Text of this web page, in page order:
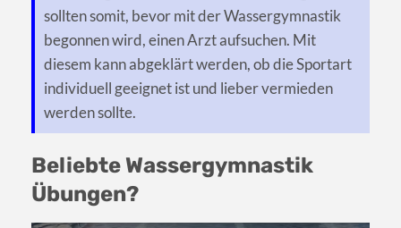
sollten somit, bevor mit der Wassergymnastik
begonnen wird, einen Arzt aufsuchen. Mit
diesem kann abgeklärt werden, ob die Sportart
individuell geeignet ist und lieber vermieden
werden sollte.
Beliebte Wassergymnastik
Übungen?